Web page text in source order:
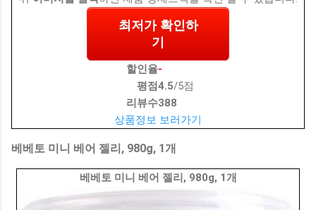
최저가 확인하
기
할인율-
평점4.5/5점
리뷰수388
상품정보 보러가기
베베토 미니 베어 젤리, 980g, 1개
베베토 미니 베어 젤리, 980g, 1개